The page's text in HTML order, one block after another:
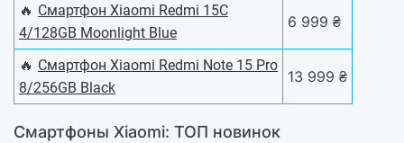
🔥 Смартфон Xiaomi Redmi 15C
4/128GB Moonlight Blue
6 999 ₴
🔥 Смартфон Xiaomi Redmi Note 15 Pro
8/256GB Black
13 999 ₴
Смартфоны Xiaomi: ТОП новинок